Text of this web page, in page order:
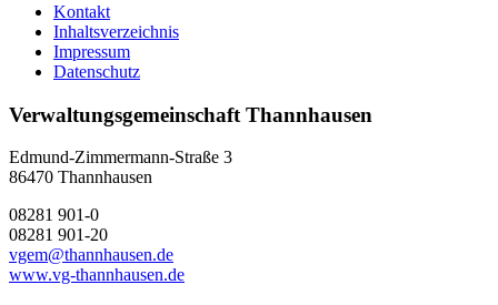
Kontakt
Inhaltsverzeichnis
Impressum
Datenschutz
Verwaltungsgemeinschaft Thannhausen
Edmund-Zimmermann-Straße 3
86470 Thannhausen
08281 901-0
08281 901-20
vgem@thannhausen.de
www.vg-thannhausen.de